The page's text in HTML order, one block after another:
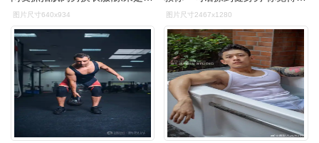
图片尺寸640x934 图片尺寸2467x1280